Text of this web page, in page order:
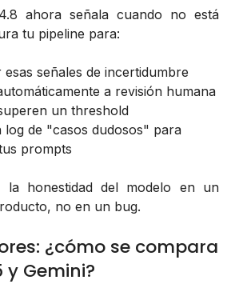
ahora señala cuando no está
tu pipeline para:
señales de incertidumbre
a revisión humana
un threshold
log de "casos dudosos" para
prompts
la honestidad del modelo en un
no en un bug.
¿cómo se compara
y Gemini?